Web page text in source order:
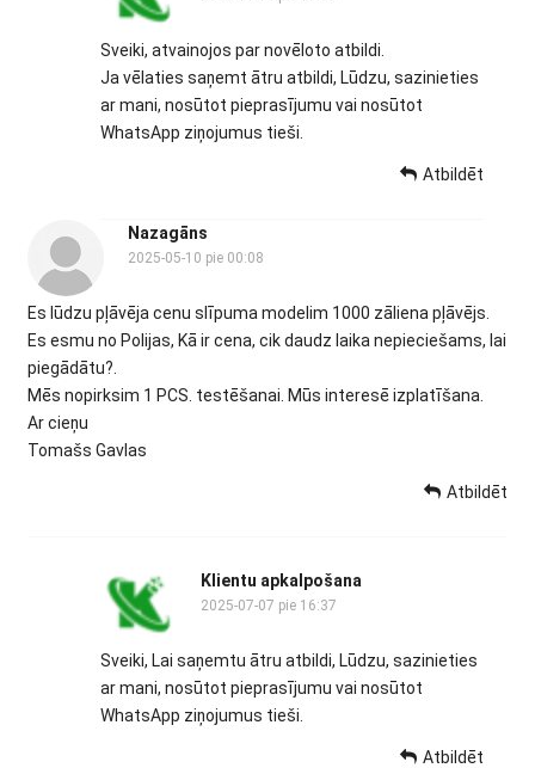
Sveiki, atvainojos par novēloto atbildi.
Ja vēlaties saņemt ātru atbildi, Lūdzu, sazinieties
ar mani, nosūtot pieprasījumu vai nosūtot
WhatsApp ziņojumus tieši.
Atbildēt
Nazagāns
2025-05-10 pie 00:08
Es lūdzu pļāvēja cenu slīpuma modelim 1000 zāliena pļāvējs.
Es esmu no Polijas, Kā ir cena, cik daudz laika nepieciešams, lai
piegādātu?.
Mēs nopirksim 1 PCS. testēšanai. Mūs interesē izplatīšana.
Ar cieņu
Tomašs Gavlas
Atbildēt
Klientu apkalpošana
2025-07-07 pie 16:37
Sveiki, Lai saņemtu ātru atbildi, Lūdzu, sazinieties
ar mani, nosūtot pieprasījumu vai nosūtot
WhatsApp ziņojumus tieši.
Atbildēt